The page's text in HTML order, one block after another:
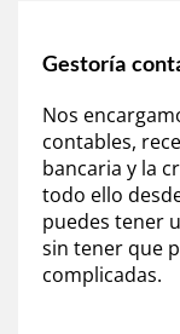
Gestoría
Nos
contables,
bancaria y la
todo ello
puedes tener
sin tener que
complicadas.